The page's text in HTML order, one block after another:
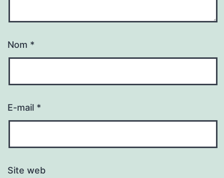
Nom *
E-mail *
Site web